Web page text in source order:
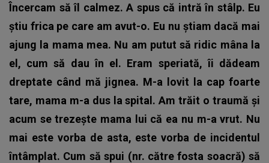
Încercam să îl calmez. A spus că intră în stâlp. Eu
știu frica pe care am avut-o. Eu nu știam dacă mai
ajung la mama mea. Nu am putut să ridic mâna la
el, cum să dau în el. Eram speriată, îi dădeam
dreptate când mă jignea. M-a lovit la cap foarte
tare, mama m-a dus la spital. Am trăit o traumă și
acum se trezește mama lui că ea nu m-a vrut. Nu
mai este vorba de asta, este vorba de incidentul
întâmplat. Cum să spui (nr. către fosta soacră) să